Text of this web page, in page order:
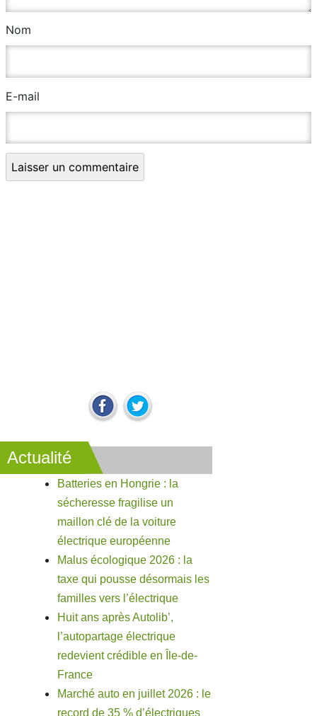
Nom
E-mail
Actualité
Batteries en Hongrie : la
sécheresse fragilise un
maillon clé de la voiture
électrique européenne
Malus écologique 2026 : la
taxe qui pousse désormais les
familles vers l’électrique
Huit ans après Autolib’,
l’autopartage électrique
redevient crédible en Île-de-
France
Marché auto en juillet 2026 : le
record de 35 % d’électriques